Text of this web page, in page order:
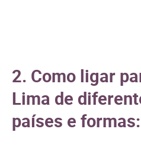
2. Como ligar
Lima de
países e formas: